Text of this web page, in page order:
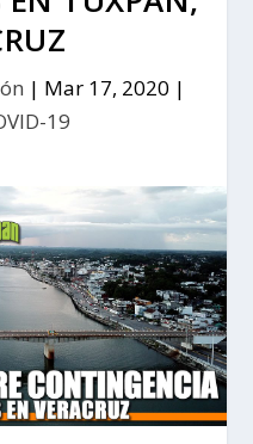
| Mar 17, 2020 |
19